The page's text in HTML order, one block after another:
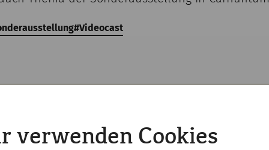
verwenden Cookies
Videocast